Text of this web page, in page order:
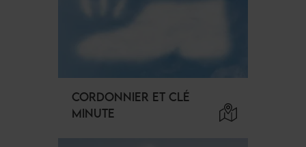
CORDONNIER ET CLÉ
MINUTE